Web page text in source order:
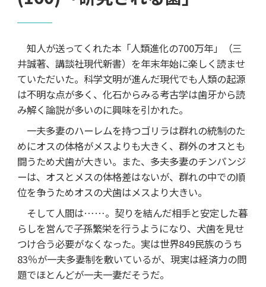
知人が送ってくれた本「人類進化の700万年」（三
井誠著、講談社現代新書）を年末年始に楽しく読ませ
ていただいた。科学文明が進んだ現代でも人類の起源
は不明な点が多く、化石からみる考古学は歯牙から読
み解く論説が多いのに興味を引かれた。
一夫多妻のハーレムを持つゴリラは群れの統制のた
めにオスの体格がメスよりも大きく、群外のオスとも
闘うため犬歯が大きい。また、多夫多妻のチンパンジ
ーは、オスとメスの体格差はないが、群れの中での順
位を争うためオスの犬歯はメスより大きい。
そして人間は……。契りを結んだ相手と安定した暮
らしを営んで子孫繁栄を行うようになり、犬歯を見せ
つけ合う必要がなくなった。実は世界849民族のうち
83％が一夫多妻制を敷いているが、現実は経済力の問
題でほとんどが一夫一妻だそうだ。